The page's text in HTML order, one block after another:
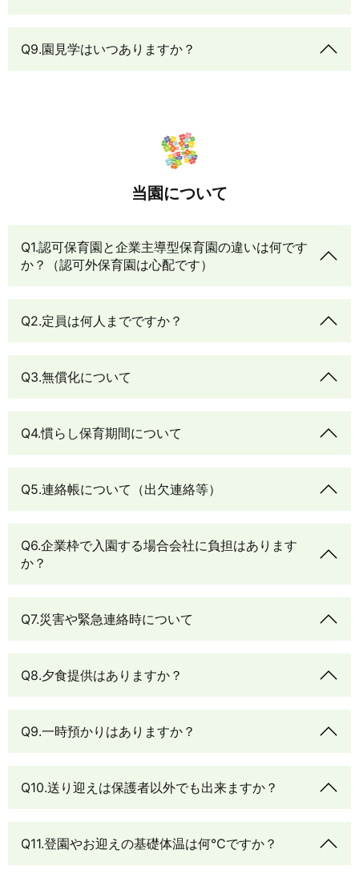
Q9.園見学はいつありますか？
当園について
Q1.認可保育園と企業主導型保育園の違いは何です
か？（認可外保育園は心配です）
Q2.定員は何人までですか？
Q3.無償化について
Q4.慣らし保育期間について
Q5.連絡帳について（出欠連絡等）
Q6.企業枠で入園する場合会社に負担はあります
か？
Q7.災害や緊急連絡時について
Q8.夕食提供はありますか？
Q9.一時預かりはありますか？
Q10.送り迎えは保護者以外でも出来ますか？
Q11.登園やお迎えの基礎体温は何℃ですか？